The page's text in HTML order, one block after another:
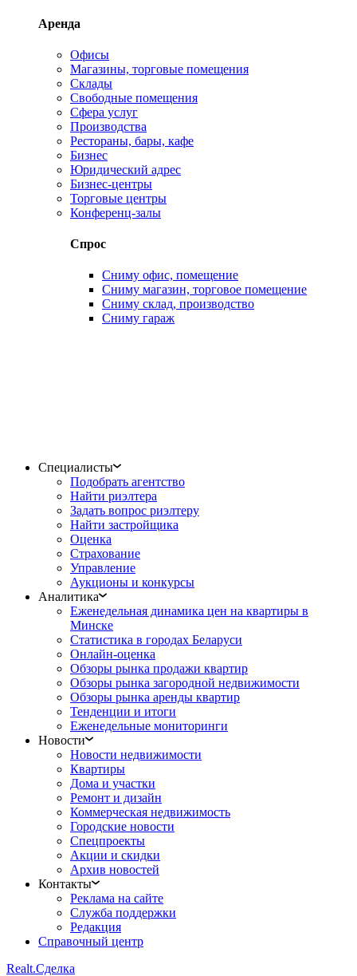
Аренда
Офисы
Магазины, торговые помещения
Склады
Свободные помещения
Сфера услуг
Производства
Рестораны, бары, кафе
Бизнес
Юридический адрес
Бизнес-центры
Торговые центры
Конференц-залы
Спрос
Сниму офис, помещение
Сниму магазин, торговое помещение
Сниму склад, производство
Сниму гараж
Специалисты
Подобрать агентство
Найти риэлтера
Задать вопрос риэлтеру
Найти застройщика
Оценка
Страхование
Управление
Аукционы и конкурсы
Аналитика
Еженедельная динамика цен на квартиры в
Минске
Статистика в городах Беларуси
Онлайн-оценка
Обзоры рынка продажи квартир
Обзоры рынка загородной недвижимости
Обзоры рынка аренды квартир
Тенденции и итоги
Еженедельные мониторинги
Новости
Новости недвижимости
Квартиры
Дома и участки
Ремонт и дизайн
Коммерческая недвижимость
Городские новости
Спецпроекты
Акции и скидки
Архив новостей
Контакты
Реклама на сайте
Служба поддержки
Редакция
Справочный центр
Realt.Сделка